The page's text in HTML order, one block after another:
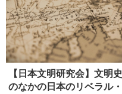
【日本文明研究会】文明史
のなかの日本のリベラル・